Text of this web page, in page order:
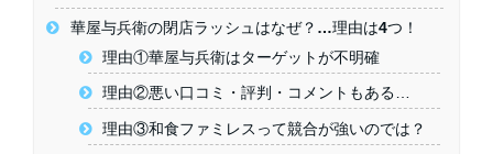
華屋与兵衛の閉店ラッシュはなぜ？…理由は4つ！
理由①華屋与兵衛はターゲットが不明確
理由②悪い口コミ・評判・コメントもある…
理由③和食ファミレスって競合が強いのでは？